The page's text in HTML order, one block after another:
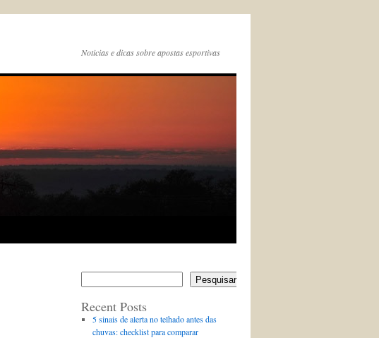
Noticias e dicas sobre apostas esportivas
Pesquisar
Recent Posts
5 sinais de alerta no telhado antes das
chuvas: checklist para comparar